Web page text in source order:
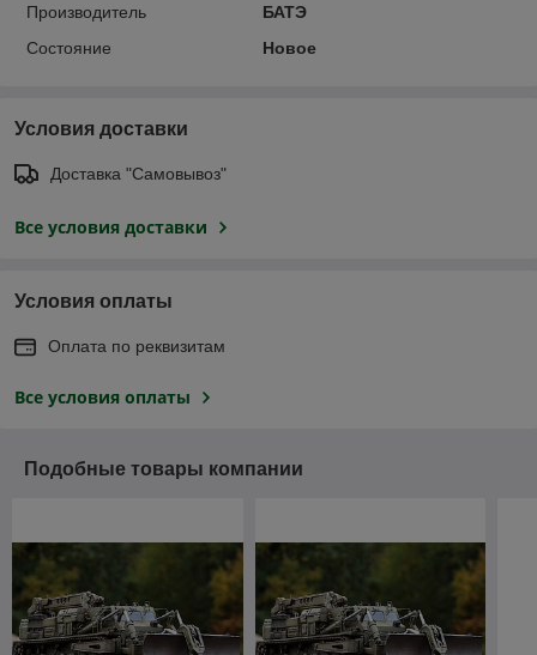
Производитель
БАТЭ
Состояние
Новое
Условия доставки
Доставка "Самовывоз"
Все условия доставки
Условия оплаты
Оплата по реквизитам
Все условия оплаты
Подобные товары компании